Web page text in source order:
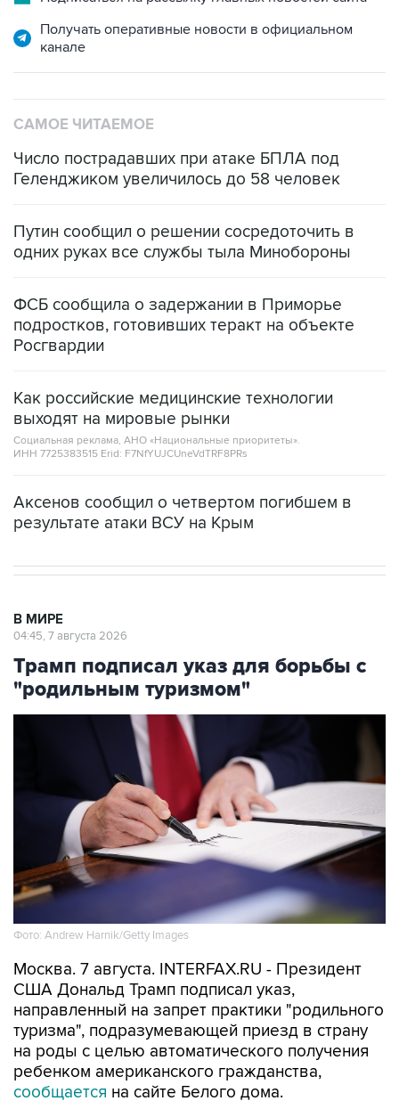
Получать оперативные новости в официальном
канале
САМОЕ ЧИТАЕМОЕ
Число пострадавших при атаке БПЛА под
Геленджиком увеличилось до 58 человек
Путин сообщил о решении сосредоточить в
одних руках все службы тыла Минобороны
ФСБ сообщила о задержании в Приморье
подростков, готовивших теракт на объекте
Росгвардии
Как российские медицинские технологии
выходят на мировые рынки
Социальная реклама, АНО «Национальные приоритеты».
ИНН 7725383515 Erid: F7NfYUJCUneVdTRF8PRs
Аксенов сообщил о четвертом погибшем в
результате атаки ВСУ на Крым
В МИРЕ
04:45, 7 августа 2026
Трамп подписал указ для борьбы с
"родильным туризмом"
Фото: Andrew Harnik/Getty Images
Москва. 7 августа. INTERFAX.RU - Президент
США Дональд Трамп подписал указ,
направленный на запрет практики "родильного
туризма", подразумевающей приезд в страну
на роды с целью автоматического получения
ребенком американского гражданства,
сообщается на сайте Белого дома.